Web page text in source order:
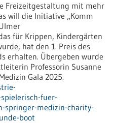
Freizeitgestaltung mit mehr
will die Initiative „Komm
für Krippen, Kindergärten
hat den 1. Preis des
erhalten. Übergeben wurde
Professorin Susanne
Gala 2025.
fuer-
springer-medizin-charity-
boot